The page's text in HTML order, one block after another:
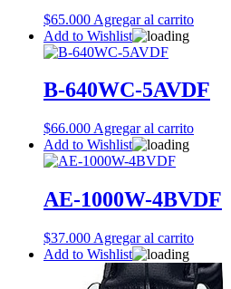
$65.000 Agregar al carrito
Add to Wishlist
B-640WC-5AVDF
$66.000 Agregar al carrito
Add to Wishlist
AE-1000W-4BVDF
$37.000 Agregar al carrito
Add to Wishlist